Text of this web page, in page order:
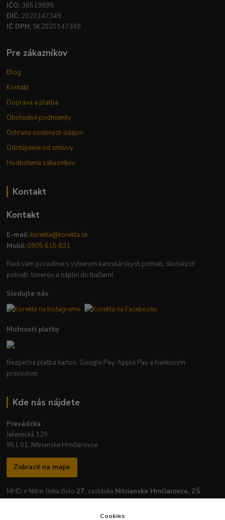
IČO: 36519898
DIČ: 2020147349
IČ DPH: SK2020147349
Pre zákazníkov
Blog
Kontakt
Doprava a platba
Obchodné podmienky
Ochrana osobných údajov
Odstúpenie od zmluvy
Hodnotenia zákazníkov
Kontakt
Kontakt
E-mail: korekta@korekta.sk
Mobil: 0905 615 831
Radi vám poradíme s výberom kancelárskych potrieb, školských
potrieb, tonerov a náplní do tlačiarní.
Sledujte nás
Možnosti platby
Bezpečná platba kartou, Google Pay, Apple Pay a bankovým
prevodom.
Kde nás nájdete
Prevádzka:
Jelenecká 129
951 01, Nitrianske Hrnčiarovce
Zobraziť na mape
MHD v Nitre: linka číslo 27, zastávka Nitrianske Hrnčiarovce, ZŠ
Cookies